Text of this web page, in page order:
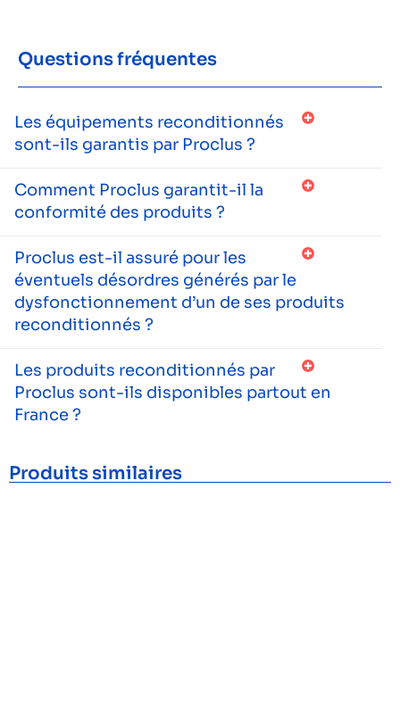
Questions fréquentes
Les équipements reconditionnés
sont-ils garantis par Proclus ?
Comment Proclus garantit-il la
conformité des produits ?
Proclus est-il assuré pour les
éventuels désordres générés par le
dysfonctionnement d’un de ses produits
reconditionnés ?
Les produits reconditionnés par
Proclus sont-ils disponibles partout en
France ?
Produits similaires